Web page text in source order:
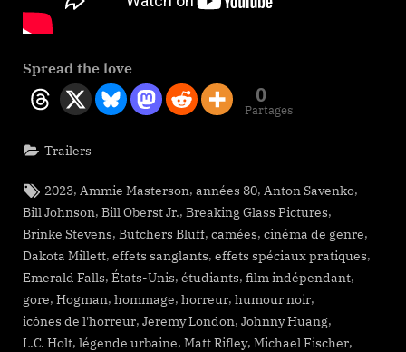
Spread the love
0
Partages
Trailers
Tags:
2023, Ammie Masterson,années 80, Anton Savenko,
Bill Johnson, Bill Oberst Jr., Breaking Glass Pictures,
Brinke Stevens, Butchers Bluff, camées, cinéma de genre,
Dakota Millett, effets sanglants, effets spéciaux pratiques,
Emerald Falls, États-Unis, étudiants, film indépendant,
gore, Hogman, hommage, horreur, humour noir,
icônes de l'horreur, Jeremy London, Johnny Huang,
L.C. Holt, légende urbaine, Matt Rifley, Michael Fischer,